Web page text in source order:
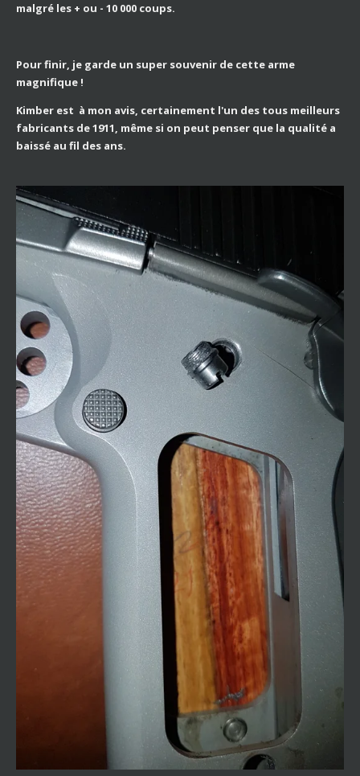
malgré les + ou - 10 000 coups.
Pour finir, je garde un super souvenir de cette arme
magnifique !
Kimber est à mon avis, certainement l'un des tous meilleurs
fabricants de 1911, même si on peut penser que la qualité a
baissé au fil des ans.